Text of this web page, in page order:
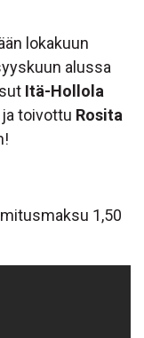
lokakuun
alussa
Itä-Hollola
toivottu Rosita
1,50